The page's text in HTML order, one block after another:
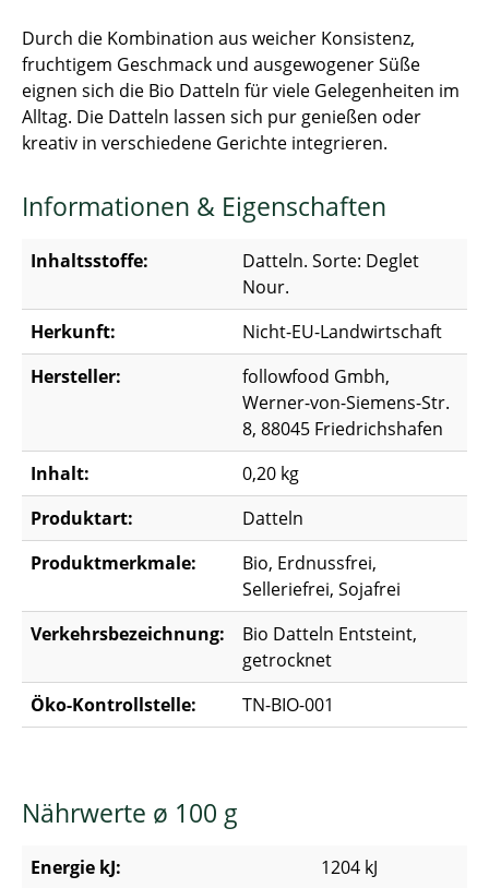
Durch die Kombination aus weicher Konsistenz,
fruchtigem Geschmack und ausgewogener Süße
eignen sich die Bio Datteln für viele Gelegenheiten im
Alltag. Die Datteln lassen sich pur genießen oder
kreativ in verschiedene Gerichte integrieren.
Informationen & Eigenschaften
Inhaltsstoffe:
Datteln. Sorte: Deglet
Nour.
Herkunft:
Nicht-EU-Landwirtschaft
Hersteller:
followfood Gmbh,
Werner-von-Siemens-Str.
8, 88045 Friedrichshafen
Inhalt:
0,20 kg
Produktart:
Datteln
Produktmerkmale:
Bio, Erdnussfrei,
Selleriefrei, Sojafrei
Verkehrsbezeichnung:
Bio Datteln Entsteint,
getrocknet
Öko-Kontrollstelle:
TN-BIO-001
Nährwerte ø 100 g
Energie kJ: 1204 kJ